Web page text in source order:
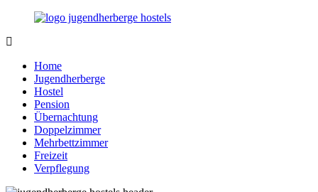
Zurück
Inhalt
Hostels.de
junge
jung
gebliebene
Menschen
Home
Jugendherberge
Hostel
Pension
Übernachtung
Doppelzimmer
Mehrbettzimmer
Freizeit
Verpflegung